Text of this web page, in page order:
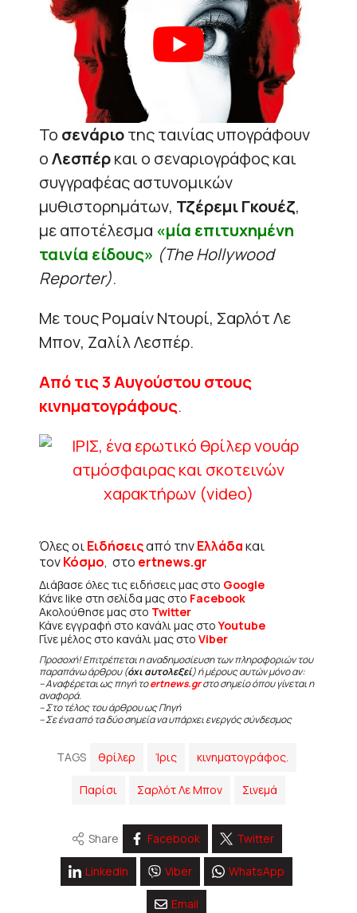
Το σενάριοτης ταινίας υπογράφουν
οΛεσπέρκαι ο σεναριογράφος και
συγγραφέας αστυνομικών
μυθιστορημάτων, Τζέρεμι Γκουέζ,
με αποτέλεσμα «μία επιτυχημένη
ταινία είδους» (The Hollywood
Reporter).
Με τους Ρομαίν Ντουρί, Σαρλότ Λε
Μπον, Ζαλίλ Λεσπέρ.
Από τις 3 Αυγούστου στους
κινηματογράφους.
Όλες οιΕιδήσειςαπό τηνΕλλάδακαι
τονΚόσμο, στο ertnews.gr
Διάβασε όλες τις ειδήσεις μας στο Google
Κάνε like στη σελίδα μας στο Facebook
Ακολούθησε μας στο Twitter
Κάνε εγγραφή στο κανάλι μας στοYoutube
Γίνε μέλος στο κανάλι μας στο Viber
Προσοχή! Επιτρέπεται η αναδημοσίευση των πληροφοριών του
παραπάνω άρθρου (όχι αυτολεξεί) ή μέρους αυτών μόνο αν:
– Αναφέρεται ως πηγή τοertnews.grστο σημείο όπου γίνεται η
αναφορά.
– Στο τέλος του άρθρου ως Πηγή
– Σε ένα από τα δύο σημεία να υπάρχει ενεργός σύνδεσμος
TAGS θρίλερ Ίρις κινηματογράφος.
Παρίσι Σαρλότ Λε Μπον Σινεμά
Share Facebook Twitter
Linkedin Viber WhatsApp
Email